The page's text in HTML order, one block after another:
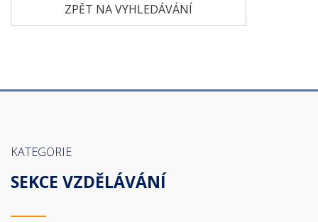
ZPĚT NA VYHLEDÁVÁNÍ
KATEGORIE
SEKCE VZDĚLÁVÁNÍ